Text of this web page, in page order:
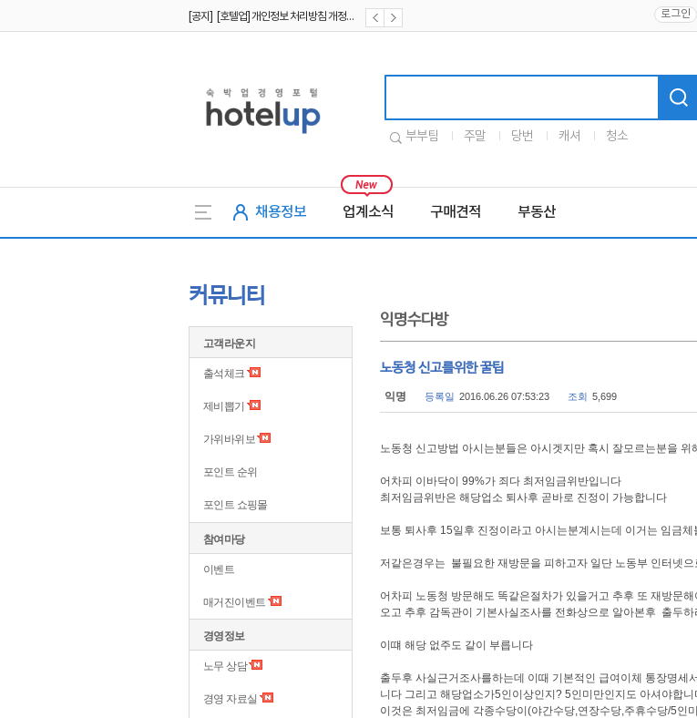
[공지] [호텔업] 개인정보 처리방침 개정본2 (19.09.02) 로그인
부부팀 주말 당번 캐셔 청소
채용정보 업계소식 구매견적 부동산
커뮤니티
고객라운지
출석체크
제비뽑기
가위바위보
포인트 순위
포인트 쇼핑몰
참여마당
이벤트
매거진이벤트
경영정보
노무 상담
경영 자료실
익명수다방
노동청 신고를위한 꿀팁
익명 등록일 2016.06.26 07:53:23 조회 5,699
노동청 신고방법 아시는분들은 아시겟지만 혹시 잘모르는분을 위
어차피 이바닥이 99%가 죄다 최저임금위반입니다
최저임금위반은 해당업소 퇴사후 곧바로 진정이 가능합니다
보통 퇴사후 15일후 진정이라고 아시는분계시는데 이거는 임금
저같은경우는 불필요한 재방문을 피하고자 일단 노동부 인터넷
어차피 노동청 방문해도 똑같은절차가 있을거고 추후 또 재방문
오고 추후 감독관이 기본사실조사를 전화상으로 알아본후 출두
이떄 해당 없주도 같이 부릅니다
출두후 사실근거조사를하는데 이때 기본적인 급여이체 통장명
니다 그리고 해당업소가5인이상인지? 5인미만인지도 아셔야합
이것은 최저임금에 각종수당이(야간수당,연장수당,주휴수당/5